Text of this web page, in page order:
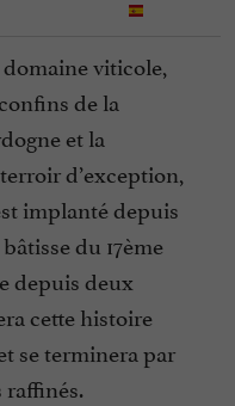
domaine viticole,
de la
et la
d’exception,
implanté depuis
du 17ème
depuis deux
cette histoire
se terminera par
raffinés.